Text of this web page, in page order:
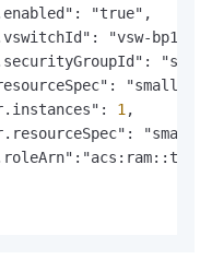
"true",
"vsw-
"sg-
"small",
1,
"small"